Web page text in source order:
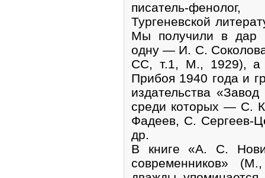
писатель-
Тургеневской
Мы получили в дар
одну — И. С.
СС, т.1, М., 1929), а
Прибоя 1940 года и
издательства
среди которых — С.
Фадеев, С. Сергеев-
др.
В книге «А. С.
современников»